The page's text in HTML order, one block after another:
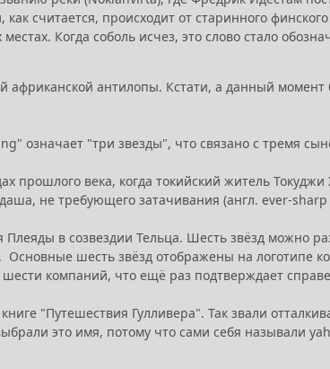
считается, происходит от старинного
Когда соболь исчез, это слово стало
африканской антилопы. Кстати, а данный
означает "три звезды", что связано с тремя
прошлого века, когда токийский житель
не требующего затачивания (англ. ever-
в созвездии Тельца. Шесть звёзд можно
шесть звёзд отображены на логотипе
компаний, что ещё раз подтверждает
"Путешествия Гулливера". Так звали
это имя, потому что сами себя называли